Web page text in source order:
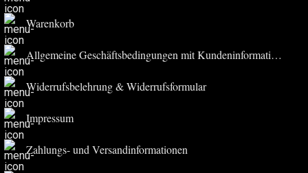
Warenkorb
Allgemeine Geschäftsbedingungen mit Kundeninformationen
Widerrufsbelehrung & Widerrufsformular
Impressum
Zahlungs- und Versandinformationen